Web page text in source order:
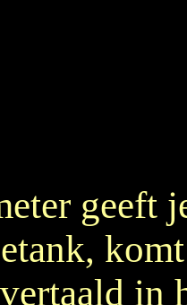
geeft
in